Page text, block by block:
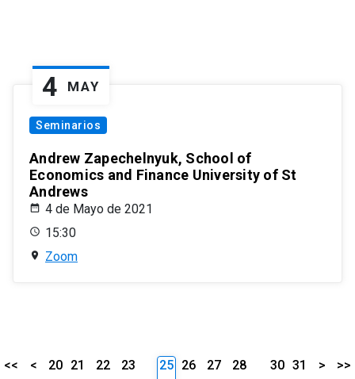
4 MAY
Seminarios
Andrew Zapechelnyuk, School of
Economics and Finance University of St
Andrews
4 de Mayo de 2021
15:30
Zoom
<< < 20 21 22
23
25 26 27
28
30 31 > >>